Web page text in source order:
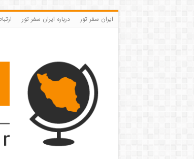
ایران سفر تور درباره ایران سفر تور